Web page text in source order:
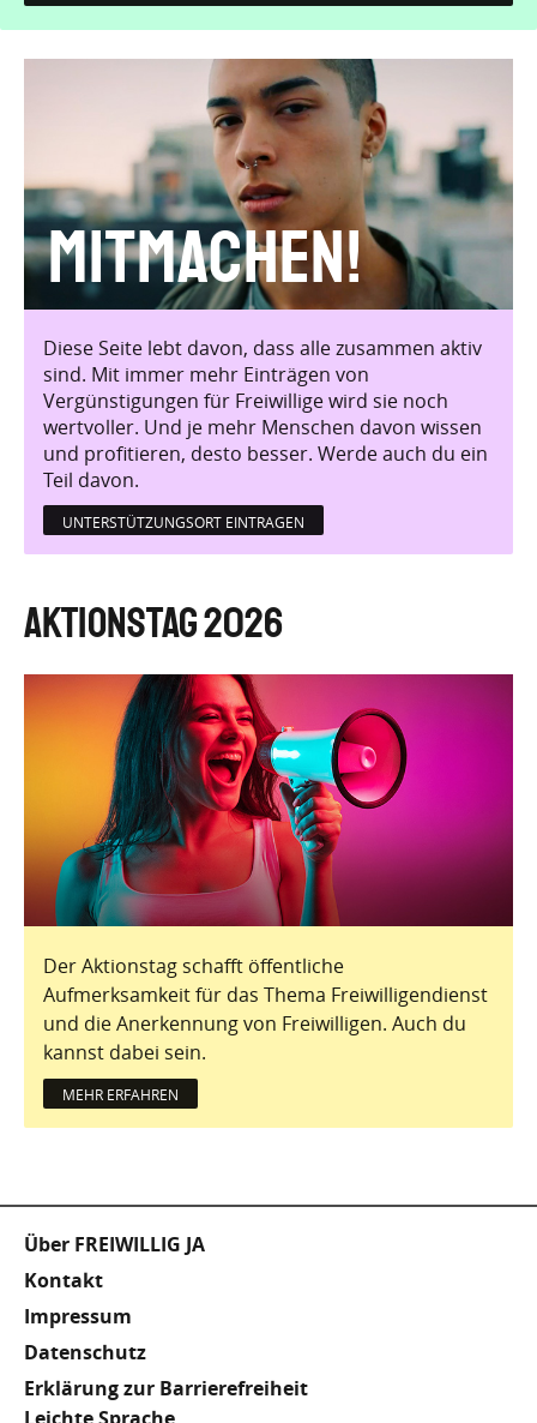
Mitmachen!
Diese Seite lebt davon, dass alle zusammen aktiv
sind. Mit immer mehr Einträgen von
Vergünstigungen für Freiwillige wird sie noch
wertvoller. Und je mehr Menschen davon wissen
und profitieren, desto besser. Werde auch du ein
Teil davon.
UNTERSTÜTZUNGSORT EINTRAGEN
Aktionstag 2026
Der Aktionstag schafft öffentliche
Aufmerksamkeit für das Thema Freiwilligendienst
und die Anerkennung von Freiwilligen. Auch du
kannst dabei sein.
MEHR ERFAHREN
Fußzeile
Über FREIWILLIG JA
Kontakt
Impressum
Datenschutz
Erklärung zur Barrierefreiheit